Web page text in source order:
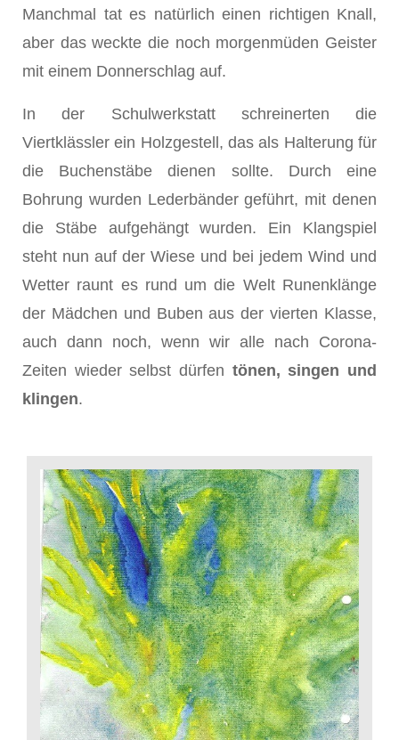
Manchmal tat es natürlich einen richtigen Knall,
aber das weckte die noch morgenmüden Geister
mit einem Donnerschlag auf.
In der Schulwerkstatt schreinerten die
Viertklässler ein Holzgestell, das als Halterung für
die Buchenstäbe dienen sollte. Durch eine
Bohrung wurden Lederbänder geführt, mit denen
die Stäbe aufgehängt wurden. Ein Klangspiel
steht nun auf der Wiese und bei jedem Wind und
Wetter raunt es rund um die Welt Runenklänge
der Mädchen und Buben aus der vierten Klasse,
auch dann noch, wenn wir alle nach Corona-
Zeiten wieder selbst dürfen tönen, singen und
klingen.